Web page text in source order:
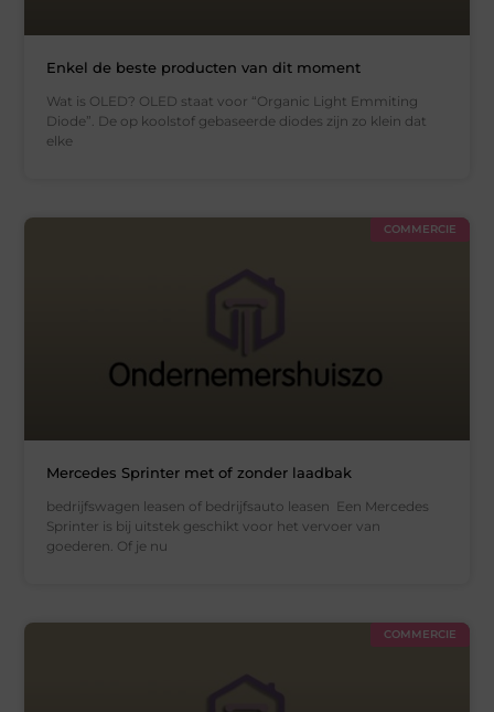
Enkel de beste producten van dit moment
Wat is OLED? OLED staat voor “Organic Light Emmiting
Diode”. De op koolstof gebaseerde diodes zijn zo klein dat
elke
COMMERCIE
Mercedes Sprinter met of zonder laadbak
bedrijfswagen leasen of bedrijfsauto leasen Een Mercedes
Sprinter is bij uitstek geschikt voor het vervoer van
goederen. Of je nu
COMMERCIE